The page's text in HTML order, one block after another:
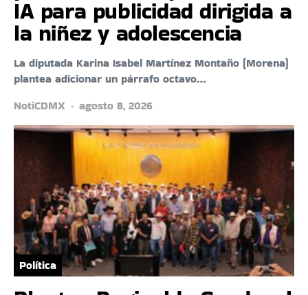
IA para publicidad dirigida a
la niñez y adolescencia
La diputada Karina Isabel Martínez Montaño (Morena)
plantea adicionar un párrafo octavo…
NotiCDMX
agosto 8, 2026
Política